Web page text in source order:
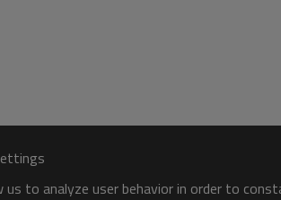
to analyze user behavior in order to